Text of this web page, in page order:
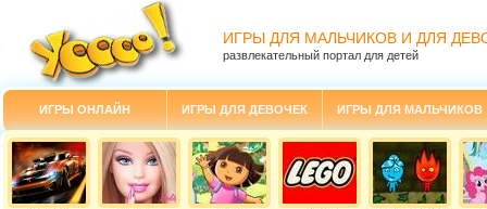
ИГРЫ ДЛЯ МАЛЬЧИКОВ И ДЛЯ
развлекательный портал для детей
ИГРЫ ОНЛАЙН ИГРЫ ДЛЯ ДЕВОЧЕК ИГРЫ ДЛЯ МАЛЬЧИКОВ